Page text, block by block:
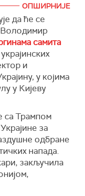
града Кијева,
у нападу
управну
су повређене.
адреси.
и трамваји су
пожар у
ОПШИРНИЈЕ
да ће се
самита
и
у којима
у Кијеву
са Трампом
за
одбране
напада.
закључила